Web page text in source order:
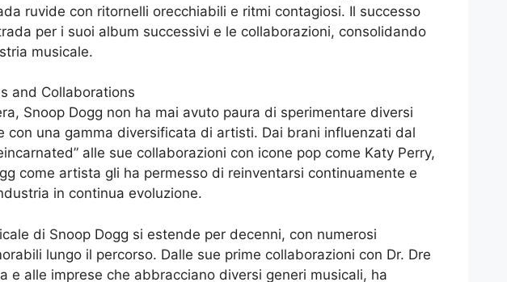
ruvide con ritornelli orecchiabili e ritmi contagiosi. Il successo
per i suoi album successivi e le collaborazioni, consolidando
musicale.
and Collaborations
Snoop Dogg non ha mai avuto paura di sperimentare diversi
con una gamma diversificata di artisti. Dai brani influenzati dal
alle sue collaborazioni con icone pop come Katy Perry,
come artista gli ha permesso di reinventarsi continuamente e
in continua evoluzione.
di Snoop Dogg si estende per decenni, con numerosi
lungo il percorso. Dalle sue prime collaborazioni con Dr. Dre
e alle imprese che abbracciano diversi generi musicali, ha